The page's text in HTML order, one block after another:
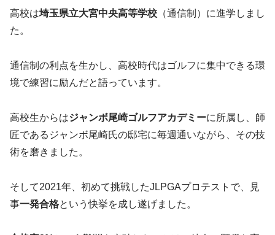
高校は埼玉県立大宮中央高等学校 （通信制）に進学しまし
た。
通信制の利点を生かし、高校時代はゴルフに集中できる環
境で練習に励んだと語っています。
高校生からはジャンボ尾崎ゴルフアカデミーに所属し、師
匠であるジャンボ尾崎氏の邸宅に毎週通いながら、その技
術を磨きました。
そして2021年、初めて挑戦したJLPGAプロテストで、見
事一発合格という快挙を成し遂げました。